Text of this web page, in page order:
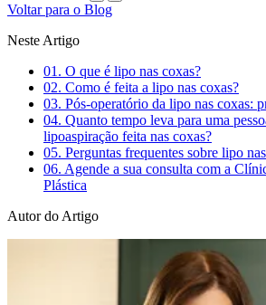
Voltar para o Blog
Neste Artigo
01. O que é lipo nas coxas?
02. Como é feita a lipo nas coxas?
03. Pós-operatório da lipo nas coxas:
04. Quanto tempo leva para uma
lipoaspiração feita nas coxas?
05. Perguntas frequentes sobre lipo
06. Agende a sua consulta com a
Plástica
Autor do Artigo